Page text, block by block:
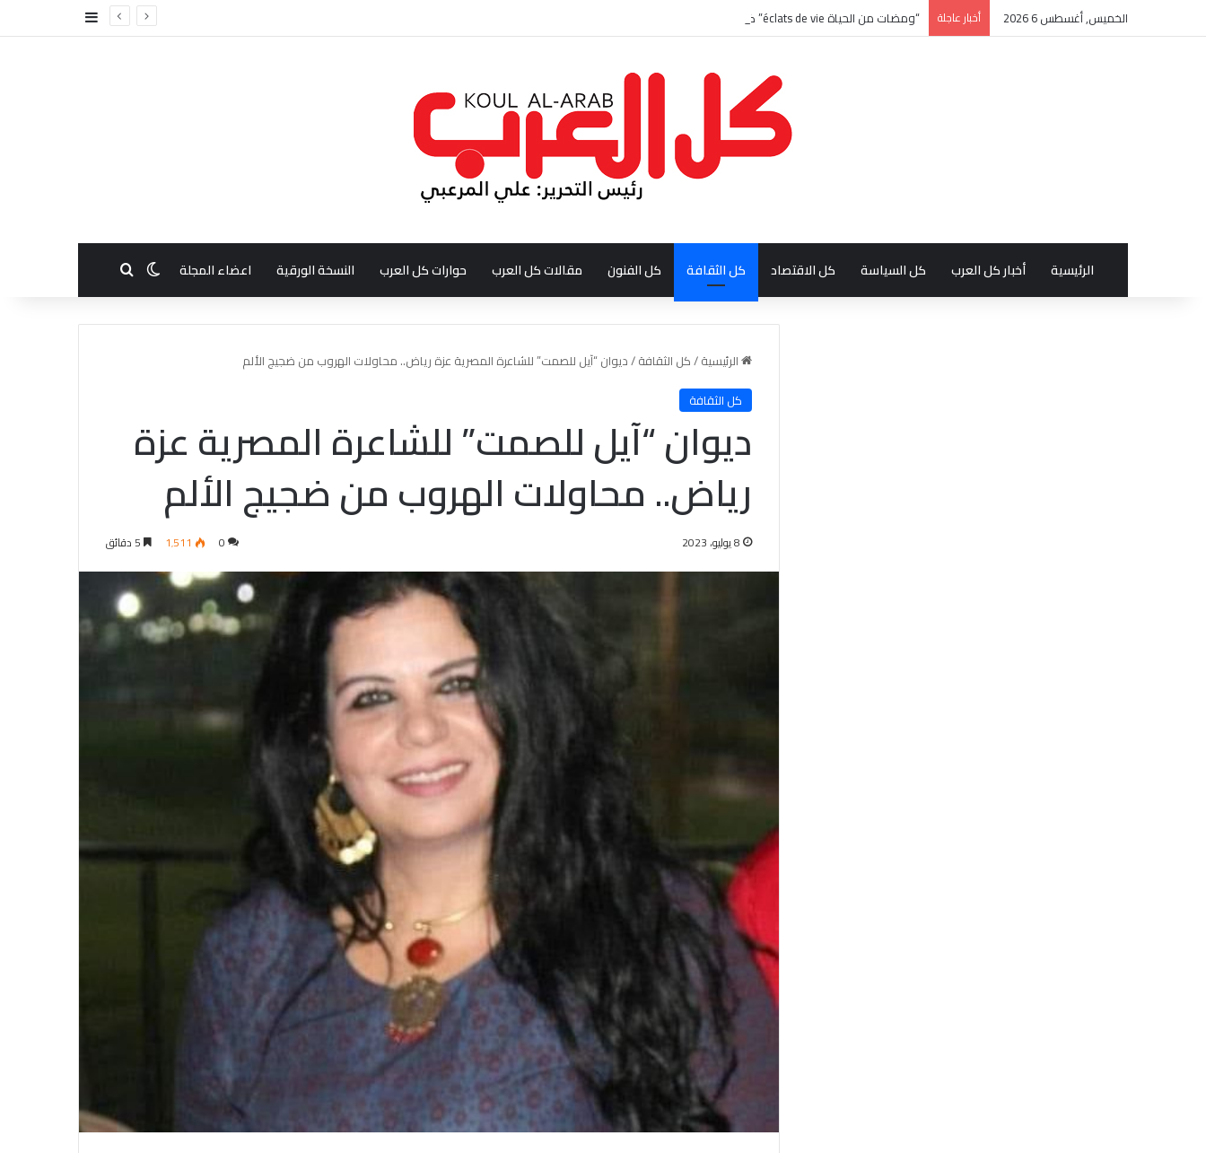
الخميس, أغسطس 6 2026 أخبار عاجلة “ومضات من الحياة éclats de vie” كتاب جديد بالفرنسية للأديبة التونسية منى زغدان إضافة عمود
الرئيسية أخبار كل العرب كل السياسة كل الاقتصاد كل الثقافة كل الفنون مقالات كل العرب حوارات كل العرب النسخة الورقية اعضاء المجلة الوضع المظلم
بحث عن
الرئيسية/كل الثقافة/ديوان “آيل للصمت” للشاعرة المصرية عزة رياض.. محاولات الهروب من ضجيج الألم
كل الثقافة
ديوان “آيل للصمت” للشاعرة المصرية عزة
رياض.. محاولات الهروب من ضجيج الألم
8 يوليو، 2023 0 1٬511